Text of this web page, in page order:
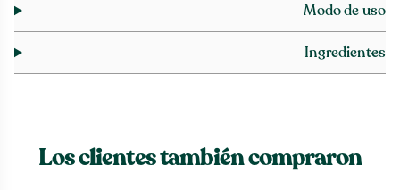
Modo de uso
Ingredientes
Los clientes también compraron